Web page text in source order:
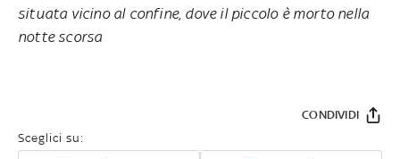
situata vicino al confine, dove il piccolo è morto nella
notte scorsa
Sceglici su:
CONDIVIDI